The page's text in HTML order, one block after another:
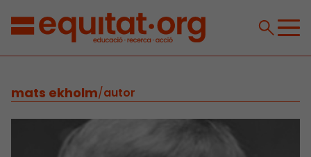
mats ekholm/autor